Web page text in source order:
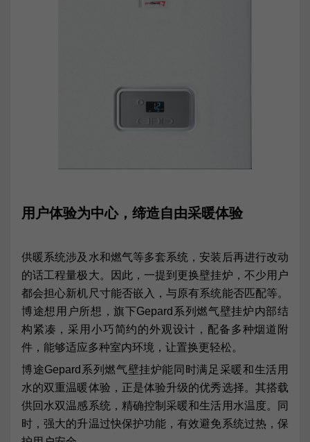
用户体验为中心，缔造自由采暖体验
供暖系统涉及水和燃气等多套系统，安装后再进行改动
的话工程量极大。因此，一提到更换壁挂炉，不少用户
都会担心新机尺寸能否嵌入，与原有系统能否匹配等。
博途想用户所想，旗下Gepard系列燃气壁挂炉内部结
构紧凑，采用小巧简约的外观设计，配备多种烟道附
件，能够适应多种室内环境，让置换更轻松。
博途Gepard系列燃气壁挂炉能同时满足采暖和生活用
水的双重温暖体验，正是体验升级的优秀选择。其搭载
供回水双温感系统，精确控制采暖和生活用水温度。同
时，强大的升温过快保护功能，有效避免系统过热，保